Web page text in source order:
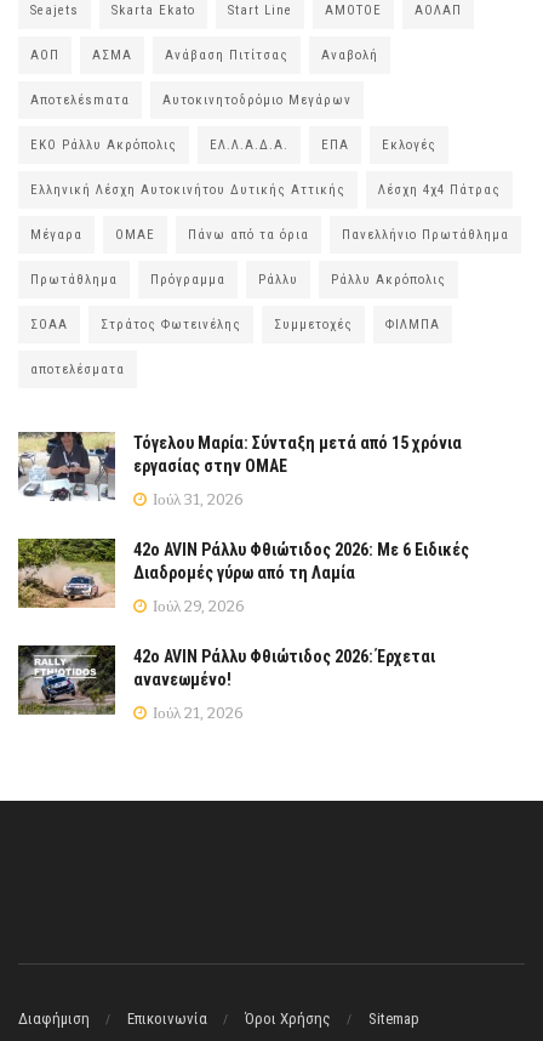
Seajets Skarta Ekato Start Line ΑΜΟΤΟΕ ΑΟΛΑΠ
ΑΟΠ ΑΣΜΑ Ανάβαση Πιτίτσας Αναβολή
Αποτελέsmατα Αυτοκινητοδρόμιο Μεγάρων
ΕΚΟ Ράλλυ Ακρόπολις ΕΛ.Λ.Α.Δ.Α. ΕΠΑ Εκλογές
Ελληνική Λέσχη Αυτοκινήτου Δυτικής Αττικής Λέσχη 4χ4 Πάτρας
Μέγαρα ΟΜΑΕ Πάνω από τα όρια Πανελλήνιο Πρωτάθλημα
Πρωτάθλημα Πρόγραμμα Ράλλυ Ράλλυ Ακρόπολις
ΣΟΑΑ Στράτος Φωτεινέλης Συμμετοχές ΦΙΛΜΠΑ
αποτελέσματα
Τόγελου Μαρία: Σύνταξη μετά από 15 χρόνια
εργασίας στην ΟΜΑΕ
Ιούλ 31, 2026
42ο AVIN Ράλλυ Φθιώτιδος 2026: Με 6 Ειδικές
Διαδρομές γύρω από τη Λαμία
Ιούλ 29, 2026
42ο AVIN Ράλλυ Φθιώτιδος 2026: Έρχεται
ανανεωμένο!
Ιούλ 21, 2026
Διαφήμιση Επικοινωνία Όροι Χρήσης Sitemap